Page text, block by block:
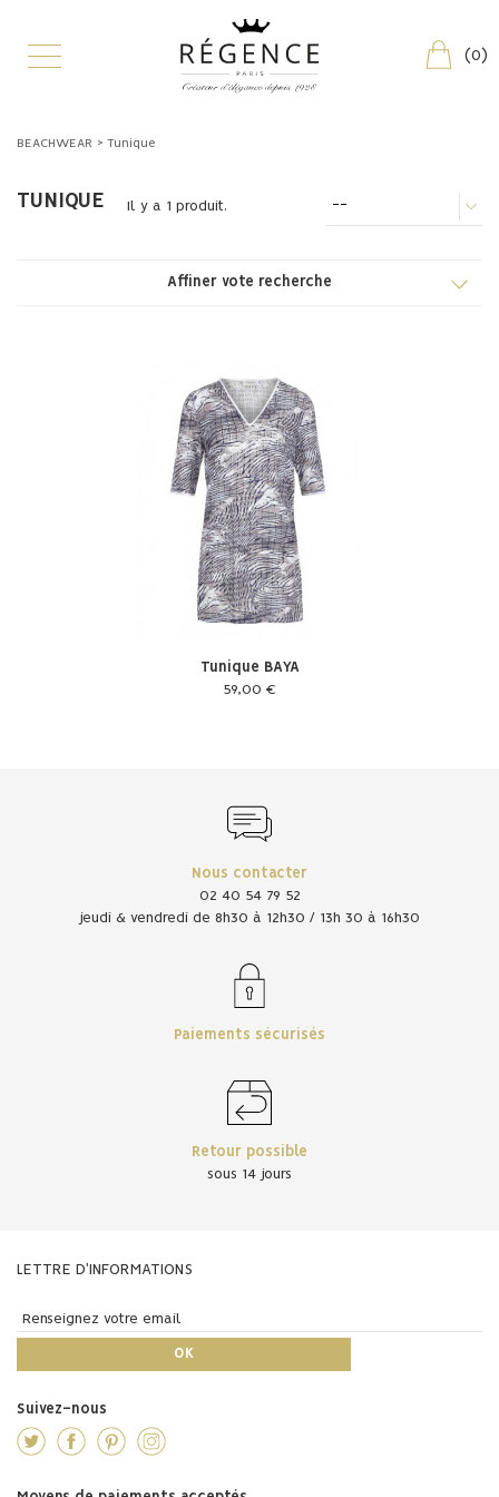
(0 )
BEACHWEAR > Tunique
TUNIQUE Il y a 1 produit. --
Affiner vote recherche
Tunique BAYA
59,00 €
Nous contacter
02 40 54 79 52
jeudi & vendredi de 8h30 à 12h30 / 13h 30 à 16h30
Paiements sécurisés
Retour possible
sous 14 jours
LETTRE D'INFORMATIONS
Suivez-nous